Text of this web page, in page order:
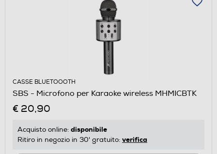
CASSE BLUETOOOTH
SBS - Microfono per Karaoke wireless MHMICBTK
€ 20,90
Acquisto online: disponibile
Ritiro in negozio in 30' gratuito: verifica